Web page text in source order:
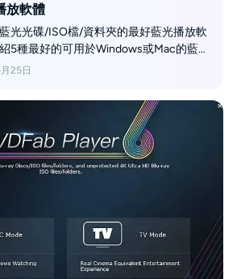
放軟體
光光碟/ISO檔/資料夾的最好藍光播放軟
5種最好的可用於Windows或Mac的藍光
25日